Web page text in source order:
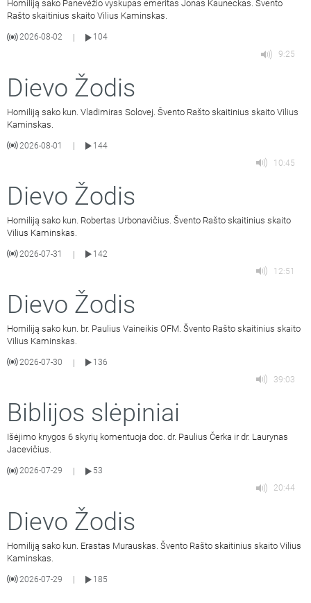
Homiliją sako Panevėžio vyskupas emeritas Jonas Kauneckas. Švento
Rašto skaitinius skaito Vilius Kaminskas.
2026-08-02
104
9:25
Dievo Žodis
Homiliją sako kun. Vladimiras Solovej. Švento Rašto skaitinius skaito Vilius
Kaminskas.
2026-08-01
144
10:45
Dievo Žodis
Homiliją sako kun. Robertas Urbonavičius. Švento Rašto skaitinius skaito
Vilius Kaminskas.
2026-07-31 |
142
12:51
Dievo Žodis
Homiliją sako kun. br. Paulius Vaineikis OFM. Švento Rašto skaitinius skaito
Vilius Kaminskas.
2026-07-30 |
136
39:03
Biblijos slėpiniai
Išėjimo knygos 6 skyrių komentuoja doc. dr. Paulius Čerka ir dr. Laurynas
Jacevičius.
2026-07-29
53
20:44
Dievo Žodis
Homiliją sako kun. Erastas Murauskas. Švento Rašto skaitinius skaito Vilius
Kaminskas.
2026-07-29 185